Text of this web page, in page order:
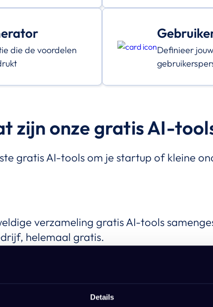
Details
die de voordelen
Definieer
zijn onze gratis AI-
gratis AI-tools om je startup of kleine
verzameling gratis AI-tools
helemaal gratis.
over een bedrijfsidee, de perfecte naam
ontwikkelt, onze gratis AI-tools